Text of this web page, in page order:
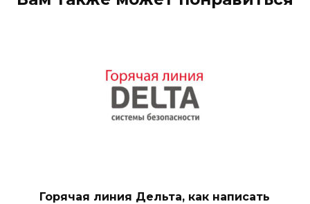
Горячая линия Дельта, как написать